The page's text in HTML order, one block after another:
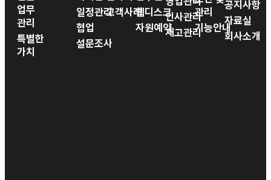
업무
관리
특별한
가치
일정관리
협업
설문조사
고객사례웹디스크
자원예약
인사관리
재고관리
관리
기능안내
공지사항
자료실
회사소개